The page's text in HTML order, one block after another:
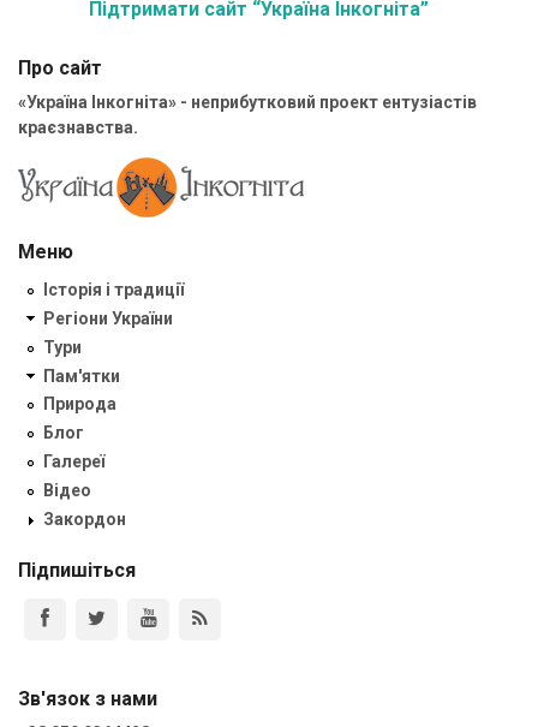
Підтримати сайт “Україна Інкогніта”
Про сайт
«Україна Інкогніта» - неприбутковий проект ентузіастів
краєзнавства.
Меню
Історія і традиції
Регіони України
Тури
Пам'ятки
Природа
Блог
Галереї
Відео
Закордон
Підпишіться
Зв'язок з нами